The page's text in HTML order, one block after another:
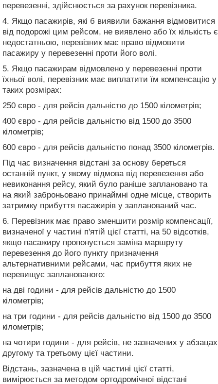
перевезенні, здійснюється за рахунок перевізника.
4. Якщо пасажирів, які б виявили бажання відмовитися
від подорожі цим рейсом, не виявлено або їх кількість є
недостатньою, перевізник має право відмовити
пасажиру у перевезенні проти його волі.
5. Якщо пасажирам відмовлено у перевезенні проти
їхньої волі, перевізник має виплатити їм компенсацію у
таких розмірах:
250 євро - для рейсів дальністю до 1500 кілометрів;
400 євро - для рейсів дальністю від 1500 до 3500
кілометрів;
600 євро - для рейсів дальністю понад 3500 кілометрів.
Під час визначення відстані за основу береться
останній пункт, у якому відмова від перевезення або
невиконання рейсу, який було раніше заплановано та
на який заброньовано принаймні одне місце, створить
затримку прибуття пасажирів у запланований час.
6. Перевізник має право зменшити розмір компенсації,
визначеної у частині п'ятій цієї статті, на 50 відсотків,
якщо пасажиру пропонується заміна маршруту
перевезення до його пункту призначення
альтернативними рейсами, час прибуття яких не
перевищує запланованого:
на дві години - для рейсів дальністю до 1500
кілометрів;
на три години - для рейсів дальністю від 1500 до 3500
кілометрів;
на чотири години - для рейсів, не зазначених у абзацах
другому та третьому цієї частини.
Відстань, зазначена в цій частині цієї статті,
вимірюється за методом ортодромічної відстані